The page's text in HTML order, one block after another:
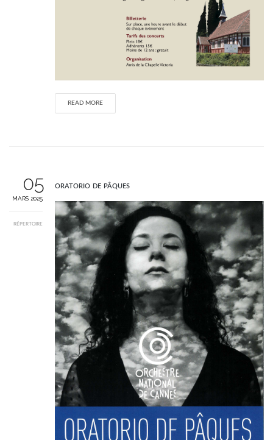
READ MORE
05
MARS 2025
RÉPERTOIRE
oratorio de pâques